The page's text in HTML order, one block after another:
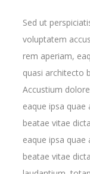
Sed ut
voluptatem
rem aperiam,
quasi architecto
Accustium
eaque ipsa
beatae vitae
eaque ipsa
beatae vitae